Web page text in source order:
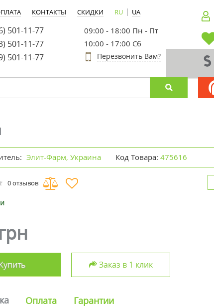
КОНТАКТЫ СКИДКИ RU | UA
501-11-77
501-11-77
501-11-77
09:00 - 18:00 Пн - Пт
10:00 - 17:00 Сб
Перезвонить Вам?
Элит-Фарм, Украина Код Товара: 475616
0 отзывов
Заказ в 1 клик
Оплата Гарантии